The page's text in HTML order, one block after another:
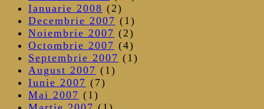
Ianuarie 2008 (2)
Decembrie 2007 (1)
Noiembrie 2007 (2)
Octombrie 2007 (4)
Septembrie 2007 (1)
August 2007 (1)
Iunie 2007 (7)
Mai 2007 (1)